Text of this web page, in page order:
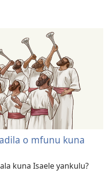
o mfunu kuna
kuna Isaele yankulu?